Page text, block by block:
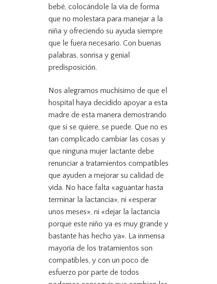
bebé, colocándole la vía de forma
que no molestara para manejar a la
niña y ofreciendo su ayuda siempre
que le fuera necesario. Con buenas
palabras, sonrisa y genial
predisposición.
Nos alegramos muchísimo de que el
hospital haya decidido apoyar a esta
madre de esta manera demostrando
que si se quiere, se puede. Que no es
tan complicado cambiar las cosas y
que ninguna mujer lactante debe
renunciar a tratamientos compatibles
que ayuden a mejorar su calidad de
vida. No hace falta «aguantar hasta
terminar la lactancia», ni «esperar
unos meses», ni «dejar la lactancia
porque este niño ya es muy grande y
bastante has hecho ya». La inmensa
mayoría de los tratamientos son
compatibles, y con un poco de
esfuerzo por parte de todos